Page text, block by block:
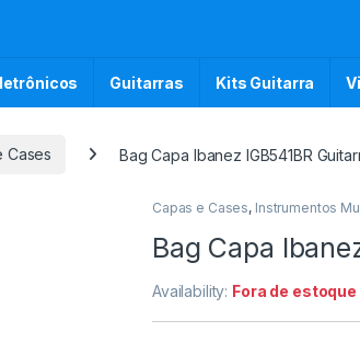
Guitarras Kits Guitarra
Cases Bag Capa Ibanez IGB541BR
Capas e Cases, Instrumentos
Bag Capa
Availability: Fora de estoque